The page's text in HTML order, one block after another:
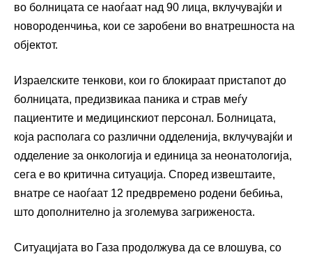
во болницата се наоѓаат над 90 лица, вклучувајќи и
новороденчиња, кои се заробени во внатрешноста на
објектот.
Израелските тенкови, кои го блокираат пристапот до
болницата, предизвикаа паника и страв меѓу
пациентите и медицинскиот персонал. Болницата,
која располага со различни одделенија, вклучувајќи и
одделение за онкологија и единица за неонатологија,
сега е во критична ситуација. Според извештаите,
внатре се наоѓаат 12 предвремено родени бебиња,
што дополнително ја зголемува загриженоста.
Ситуацијата во Газа продолжува да се влошува, со